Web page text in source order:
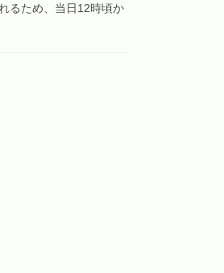
るため、当日12時頃か